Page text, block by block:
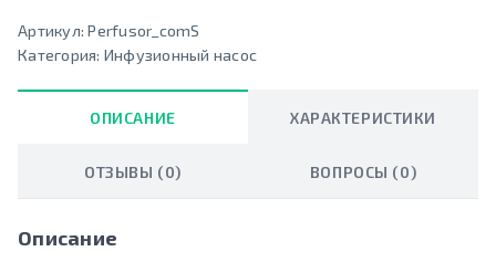
Артикул:Perfusor_comS
Категория: Инфузионный насос
ОПИСАНИЕ ХАРАКТЕРИСТИКИ
ОТЗЫВЫ (0) ВОПРОСЫ (0)
Описание